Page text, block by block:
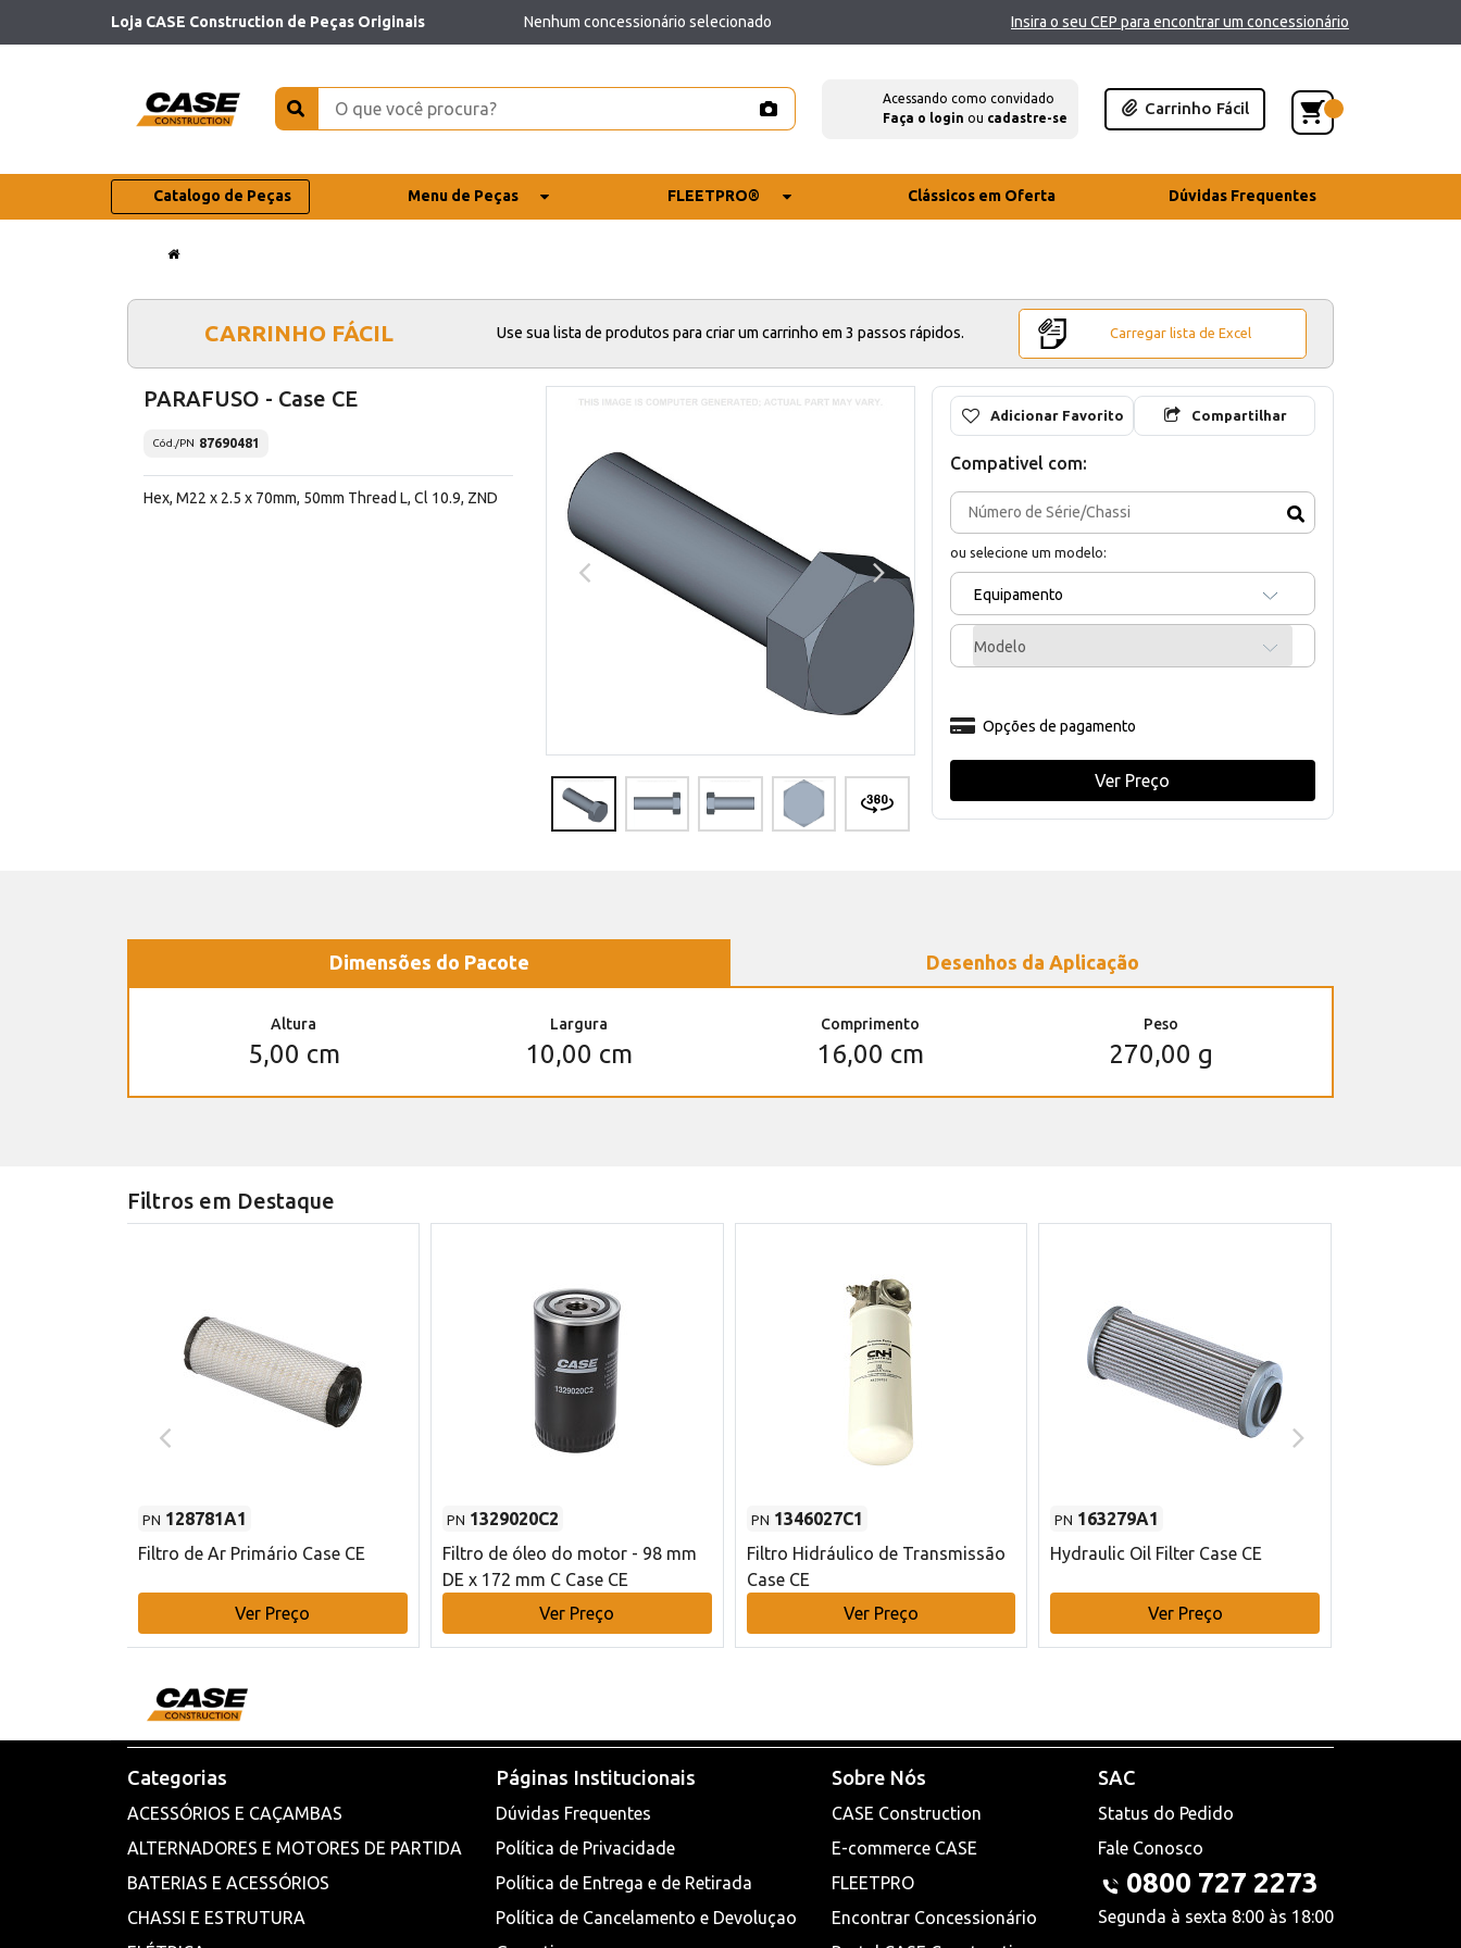
Loja CASE Construction de Peças Originais Nenhum concessionário selecionado Insira o seu CEP para encontrar um concessionário
Acessando como convidado
Faça o login ou cadastre-se
Carrinho Fácil
Catalogo de Peças Menu de Peças FLEETPRO® Clássicos em Oferta Dúvidas Frequentes
CARRINHO FÁCIL Use sua lista de produtos para criar um carrinho em 3 passos rápidos. Carregar lista de Excel
PARAFUSO - Case CE
Cód./PN 87690481
Hex, M22 x 2.5 x 70mm, 50mm Thread L, Cl 10.9, ZND
Adicionar Favorito Compartilhar
Compativel com:
ou selecione um modelo:
Equipamento
Modelo
Opções de pagamento
Ver Preço
Dimensões do Pacote Desenhos da Aplicação
Altura
5,00 cm
Largura
10,00 cm
Comprimento
16,00 cm
Peso
270,00 g
Filtros em Destaque
PN 128781A1
Filtro de Ar Primário Case CE
Ver Preço
PN 1329020C2
Filtro de óleo do motor - 98 mm
DE x 172 mm C Case CE
Ver Preço
PN 1346027C1
Filtro Hidráulico de Transmissão
Case CE
Ver Preço
PN 163279A1
Hydraulic Oil Filter Case CE
Ver Preço
Categorias
ACESSÓRIOS E CAÇAMBAS
ALTERNADORES E MOTORES DE PARTIDA
BATERIAS E ACESSÓRIOS
CHASSI E ESTRUTURA
Páginas Institucionais
Dúvidas Frequentes
Política de Privacidade
Política de Entrega e de Retirada
Política de Cancelamento e Devoluçao
Sobre Nós
CASE Construction
E-commerce CASE
FLEETPRO
Encontrar Concessionário
SAC
Status do Pedido
Fale Conosco
0800 727 2273
Segunda à sexta 8:00 às 18:00